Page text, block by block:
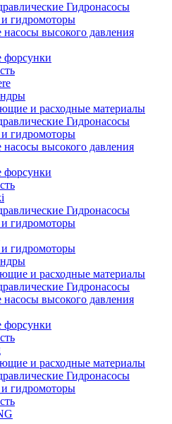
Гидронасосы
гидромоторы
высокого давления
форсунки
и расходные материалы
Гидронасосы
гидромоторы
высокого давления
форсунки
Гидронасосы
гидромоторы
гидромоторы
и расходные материалы
Гидронасосы
высокого давления
форсунки
и расходные материалы
Гидронасосы
гидромоторы